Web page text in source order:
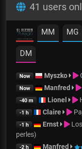
41 users
MM MG
DM
Now Myszko
Now Manfred
-40 m Lionel
-1 h Claire
-1 h Ernst
perles)
-2 h Manfred